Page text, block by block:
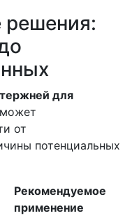
решения:
для
может
от
потенциальных
Рекомендуемое
применение